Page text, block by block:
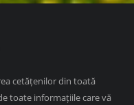
cetățenilor din toată
toate informațiile care vă